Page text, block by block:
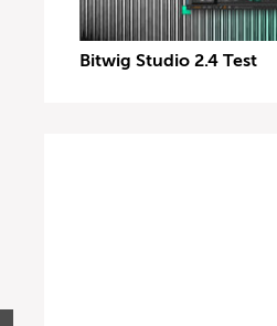
Bitwig Studio 2.4 Test